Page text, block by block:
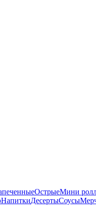
ОстрыеМини
НапиткиДесертыСоусы